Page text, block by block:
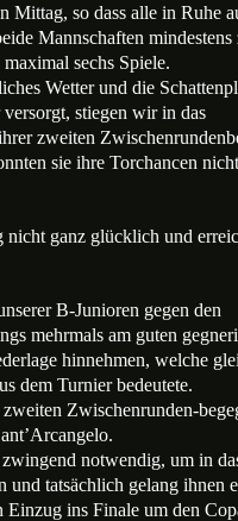
Mittag, so dass alle in Ruhe
Mannschaften
sechs Spiele.
Wetter und die
stiegen wir in das
zweiten
sie ihre Torchancen
ganz glücklich und
B-Junioren gegen den
mehrmals am guten
hinnehmen, welche
dem Turnier bedeutete.
Zwischenrunden-
notwendig, um in
tatsächlich gelang ihnen
ins Finale um den